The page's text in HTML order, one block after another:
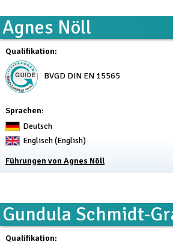
Agnes Nöll
Qualifikation:
BVGD DIN EN 15565
Sprachen:
Deutsch
Englisch (English)
Führungen von Agnes Nöll
Gundula Schmidt-
Qualifikation: